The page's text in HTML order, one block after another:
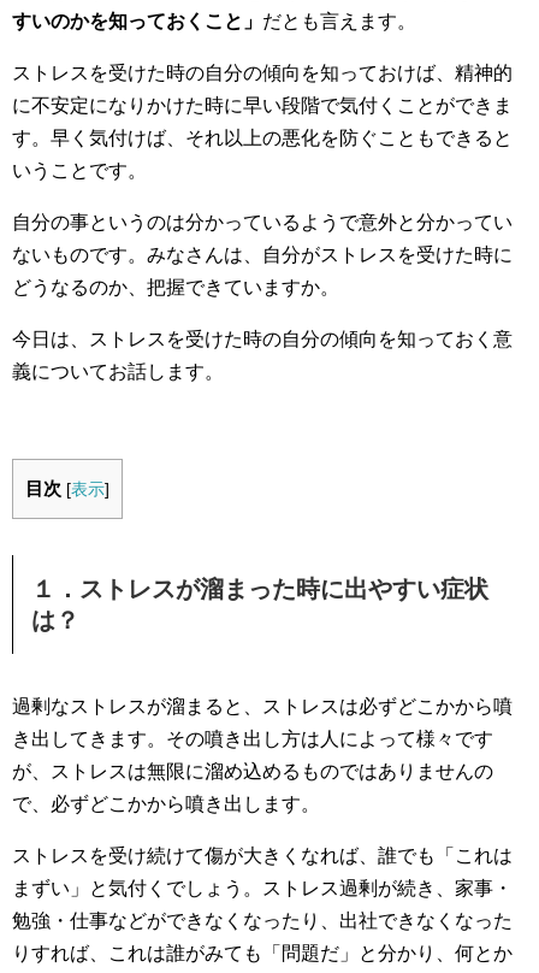
すいのかを知っておくこと」 だとも言えます。
ストレスを受けた時の自分の傾向を知っておけば、精神的
に不安定になりかけた時に早い段階で気付くことができま
す。早く気付けば、それ以上の悪化を防ぐこともできると
いうことです。
自分の事というのは分かっているようで意外と分かってい
ないものです。みなさんは、自分がストレスを受けた時に
どうなるのか、把握できていますか。
今日は、ストレスを受けた時の自分の傾向を知っておく意
義についてお話します。
目次 [表示]
１．ストレスが溜まった時に出やすい症状
は？
過剰なストレスが溜まると、ストレスは必ずどこかから噴
き出してきます。その噴き出し方は人によって様々です
が、ストレスは無限に溜め込めるものではありませんの
で、必ずどこかから噴き出します。
ストレスを受け続けて傷が大きくなれば、誰でも「これは
まずい」と気付くでしょう。ストレス過剰が続き、家事・
勉強・仕事などができなくなったり、出社できなくなった
りすれば、これは誰がみても「問題だ」と分かり、何とか